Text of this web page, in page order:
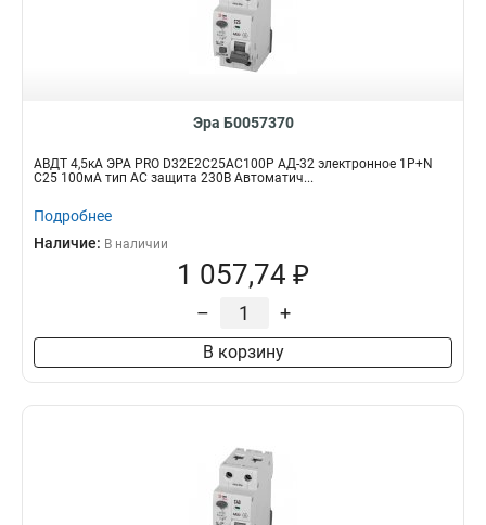
Эра Б0057370
АВДТ 4,5кА ЭРА PRO D32E2C25АC100P АД-32 электронное 1P+N
C25 100мА тип АC защита 230В Автоматич...
Подробнее
Наличие: В наличии
1 057,74 ₽
– +
В корзину